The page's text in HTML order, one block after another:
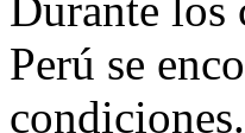
Durante los
Perú se